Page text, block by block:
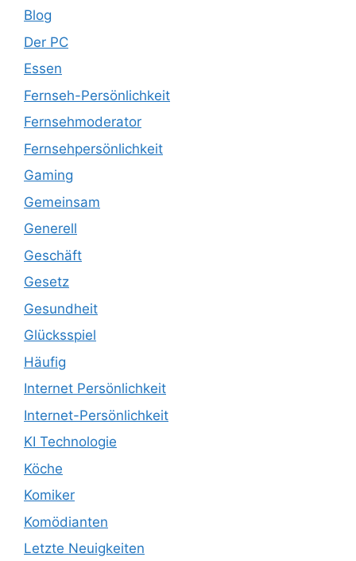
Blog
Der PC
Essen
Fernseh-Persönlichkeit
Fernsehmoderator
Fernsehpersönlichkeit
Gaming
Gemeinsam
Generell
Geschäft
Gesetz
Gesundheit
Glücksspiel
Häufig
Internet Persönlichkeit
Internet-Persönlichkeit
KI Technologie
Köche
Komiker
Komödianten
Letzte Neuigkeiten